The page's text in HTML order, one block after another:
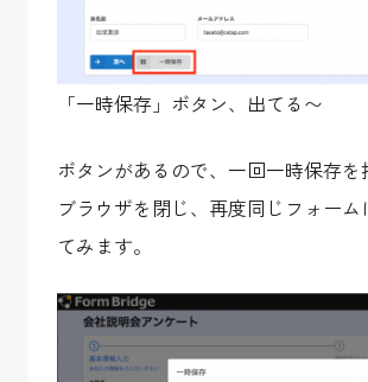
「一時保存」ボタン、出てる〜
ボタンがあるので、一回一時保存を
ブラウザを閉じ、再度同じフォーム
てみます。